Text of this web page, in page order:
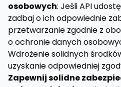
osobowych: Jeśli API
zadbaj o ich odpowiednie
przetwarzanie zgodnie z
o ochronie danych
Wdrożenie solidnych
uzyskanie odpowiedniej
Zapewnij solidne